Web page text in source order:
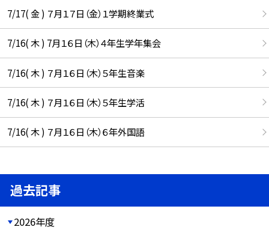
7/17( 金 ) ７月１７日（金）１学期終業式
7/16( 木 ) 7月１６日（木）４年生学年集会
7/16( 木 ) ７月１６日（木）５年生音楽
7/16( 木 ) ７月１６日（木）５年生学活
7/16( 木 ) ７月１６日（木）６年外国語
過去記事
2026年度